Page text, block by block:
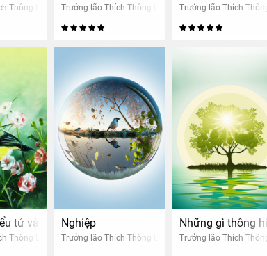
Thông Lạc Trưởng lão Thích Thông Lạc Trưởng lão Thích Thông
mộc
tử và trường thọ
Thông Lạc
Nghiệp
Trưởng lão Thích Thông Lạc
Những gì thông
Trưởng lão Thích Thông